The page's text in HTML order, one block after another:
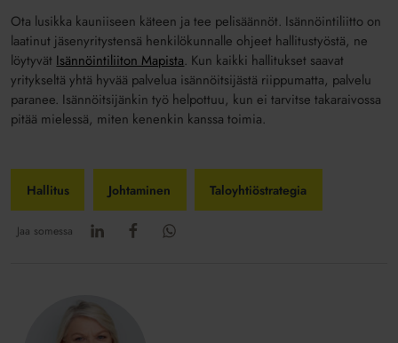
Ota lusikka kauniiseen käteen ja tee pelisäännöt. Isännöintiliitto on
laatinut jäsenyritystensä henkilökunnalle ohjeet hallitustyöstä, ne
löytyvät Isännöintiliiton Mapista. Kun kaikki hallitukset saavat
yritykseltä yhtä hyvää palvelua isännöitsijästä riippumatta, palvelu
paranee. Isännöitsijänkin työ helpottuu, kun ei tarvitse takaraivossa
pitää mielessä, miten kenenkin kanssa toimia.
Hallitus Johtaminen Taloyhtiöstrategia
Jaa somessa